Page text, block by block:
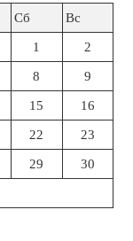
Сб Вс
1 2
8 9
15 16
22 23
29 30